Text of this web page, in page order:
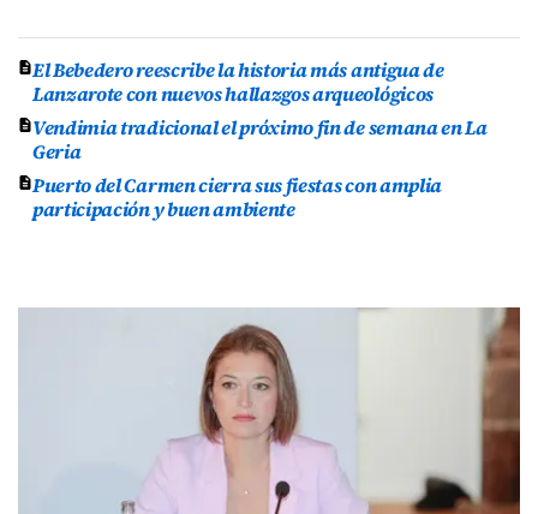
El Bebedero reescribe la historia más antigua de
Lanzarote con nuevos hallazgos arqueológicos
Vendimia tradicional el próximo fin de semana en La
Geria
Puerto del Carmen cierra sus fiestas con amplia
participación y buen ambiente